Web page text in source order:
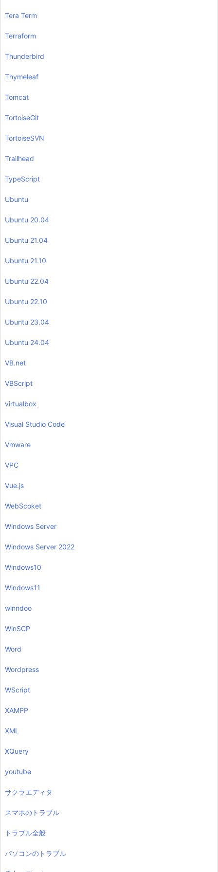
Tera Term
Terraform
Thunderbird
Thymeleaf
Tomcat
TortoiseGit
TortoiseSVN
Trailhead
TypeScript
Ubuntu
Ubuntu 20.04
Ubuntu 21.04
Ubuntu 21.10
Ubuntu 22.04
Ubuntu 22.10
Ubuntu 23.04
Ubuntu 24.04
VB.net
VBScript
virtualbox
Visual Studio Code
Vmware
VPC
Vue.js
WebScoket
Windows Server
Windows Server 2022
Windows10
Windows11
winndoo
WinSCP
Word
Wordpress
WScript
XAMPP
XML
XQuery
youtube
サクラエディタ
スマホのトラブル
トラブル全般
パソコンのトラブル